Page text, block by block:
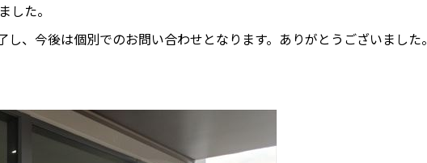
した。
、今後は個別でのお問い合わせとなります。ありがとうございました。